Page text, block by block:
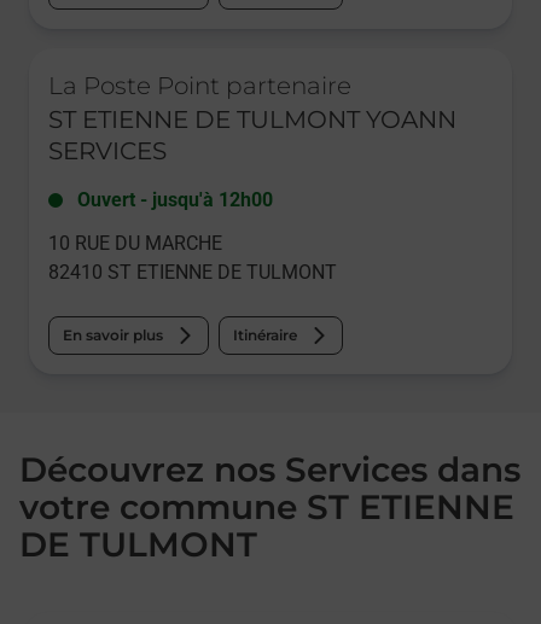
La Poste Point partenaire
ST ETIENNE DE TULMONT YOANN
SERVICES
Ouvert - jusqu'à 12h00
10 RUE DU MARCHE
82410 ST ETIENNE DE TULMONT
En savoir plus Itinéraire
Découvrez nos Services dans
votre commune ST ETIENNE
DE TULMONT